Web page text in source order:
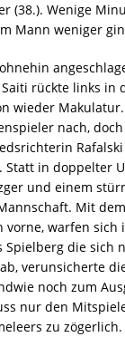
(38.). Wenige
Mann weniger
rückte links in
wieder
nach,
Statt in doppelter
und einem
Mit
vorne, warfen
Spielberg die sich
verunsicherte
noch zum
nur den
zu